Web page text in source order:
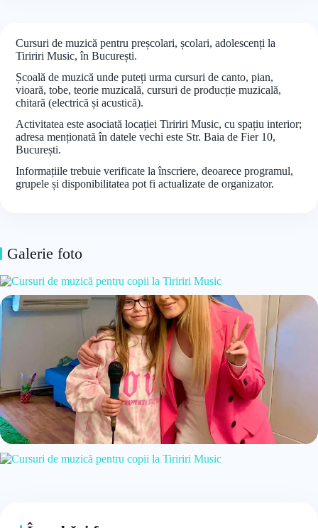
Cursuri de muzică pentru preșcolari, școlari, adolescenți la
Tiririri Music, în București.
Școală de muzică unde puteți urma cursuri de canto, pian,
vioară, tobe, teorie muzicală, cursuri de producție muzicală,
chitară (electrică și acustică).
Activitatea este asociată locației Tiririri Music, cu spațiu interior;
adresa menționată în datele vechi este Str. Baia de Fier 10,
București.
Informațiile trebuie verificate la înscriere, deoarece programul,
grupele și disponibilitatea pot fi actualizate de organizator.
Galerie foto